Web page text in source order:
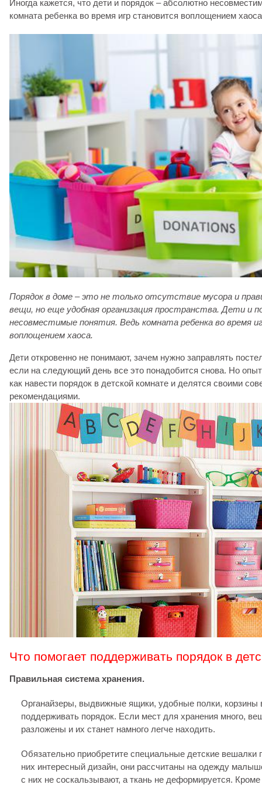
Иногда кажется, что дети и порядок – абсолютно
комната ребенка во время игр становится воплощением
Порядок в доме – это не только отсутствие мусора и
вещи, но еще удобная организация пространства. Дети и
несовместимые понятия. Ведь комната ребенка во время
воплощением хаоса.
Дети откровенно не понимают, зачем нужно заправлять
если на следующий день все это понадобится снова. Но
как навести порядок в детской комнате и делятся своими
рекомендациями.
Что помогает поддерживать порядок в
Правильная система хранения.
Органайзеры, выдвижные ящики, удобные полки, корзины
поддерживать порядок. Если мест для хранения много,
разложены и их станет намного легче находить.
Обязательно приобретите специальные детские
них интересный дизайн, они рассчитаны на одежду
с них не соскальзывают, а ткань не деформируется. Кроме